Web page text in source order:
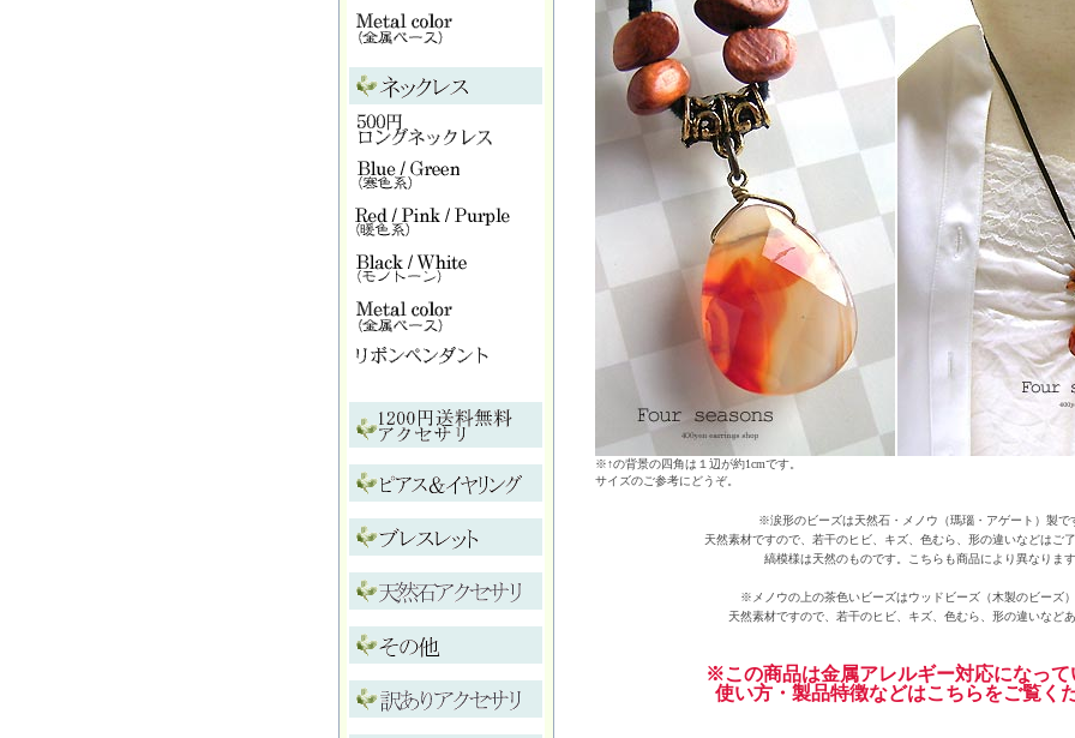
※↑の背景の四角は１辺が約1cmです。
サイズのご参考にどうぞ。
※涙形のビーズは天然石・メノウ（瑪瑙・アゲート）製で
天然素材ですので、若干のヒビ、キズ、色むら、形の違いなどはご
縞模様は天然のものです。こちらも商品により異なりま
※メノウの上の茶色いビーズはウッドビーズ（木製のビーズ
天然素材ですので、若干のヒビ、キズ、色むら、形の違いなど
※この商品は金属アレルギー対応になって
使い方・製品特徴などはこちらをご覧く